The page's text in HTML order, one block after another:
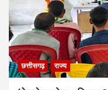
छत्तीसगढ़ राज्य